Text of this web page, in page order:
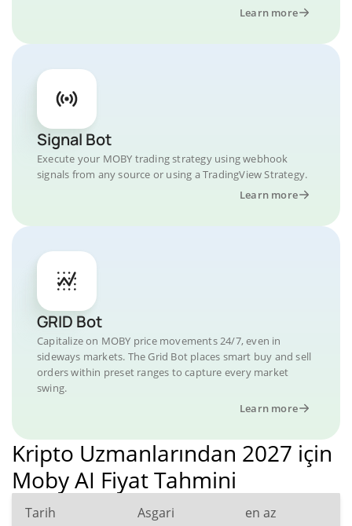
Learn more
Signal Bot
Execute your MOBY trading strategy using webhook
signals from any source or using a TradingView Strategy.
Learn more
GRID Bot
Capitalize on MOBY price movements 24/7, even in
sideways markets. The Grid Bot places smart buy and sell
orders within preset ranges to capture every market
swing.
Learn more
Kripto Uzmanlarından 2027 için
Moby AI Fiyat Tahmini
Tarih Asgari en az